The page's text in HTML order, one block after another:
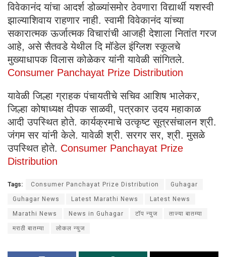
विवेकानंद यांचा आदर्श डोळ्यांसमोर ठेवणारा विद्यार्थी यशस्वी
झाल्याशिवाय राहणार नाही. स्वामी विवेकानंद यांच्या
सकारात्मक ऊर्जात्मक विचारांची आजही देशाला नितांत गरज
आहे, असे सैतवडे येथील दि मॉडेल इंग्लिश स्कूलचे
मुख्याधापक विलास कोळेकर यांनी यावेळी सांगितले.
Consumer Panchayat Prize Distribution
यावेळी जिल्हा ग्राहक पंचायतीचे सचिव आशिष भालेकर,
जिल्हा कोषाध्यक्ष दीपक साळवी, पत्रकार उदय महाकाळ
आदी उपस्थित होते. कार्यक्रमाचे उत्कृष्ट सूत्रसंचालन श्री.
जंगम सर यांनी केले. यावेळी श्री. सरगर सर, श्री. मुसळे
उपस्थित होते. Consumer Panchayat Prize
Distribution
Tags: Consumer Panchayat Prize Distribution Guhagar
Guhagar News Latest Marathi News Latest News
Marathi News News in Guhagar टॉप न्युज ताज्या बातम्या
मराठी बातम्या लोकल न्युज